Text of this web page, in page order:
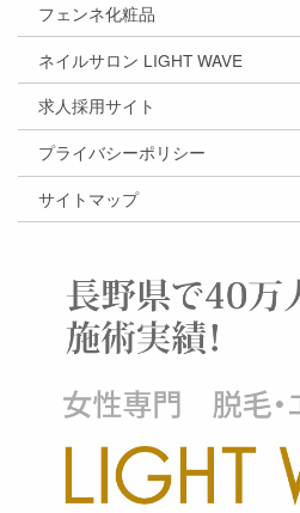
フェンネ化粧品
ネイルサロン LIGHT WAVE
求人採用サイト
プライバシーポリシー
サイトマップ